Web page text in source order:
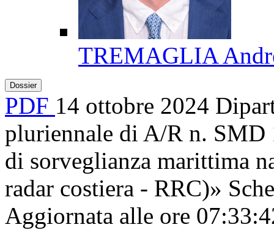
TREMAGLIA
Dossier
PDF 14 ottobre 2024
pluriennale di A/R n. SMD
di sorveglianza marittima
radar costiera - RRC)»
Aggiornata alle ore